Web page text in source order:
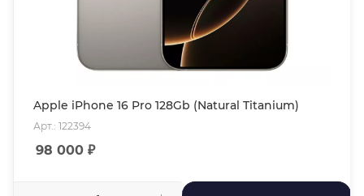
Apple iPhone 16 Pro 128Gb (Natural Titanium)
Арт.: 122394
98 000 ₽